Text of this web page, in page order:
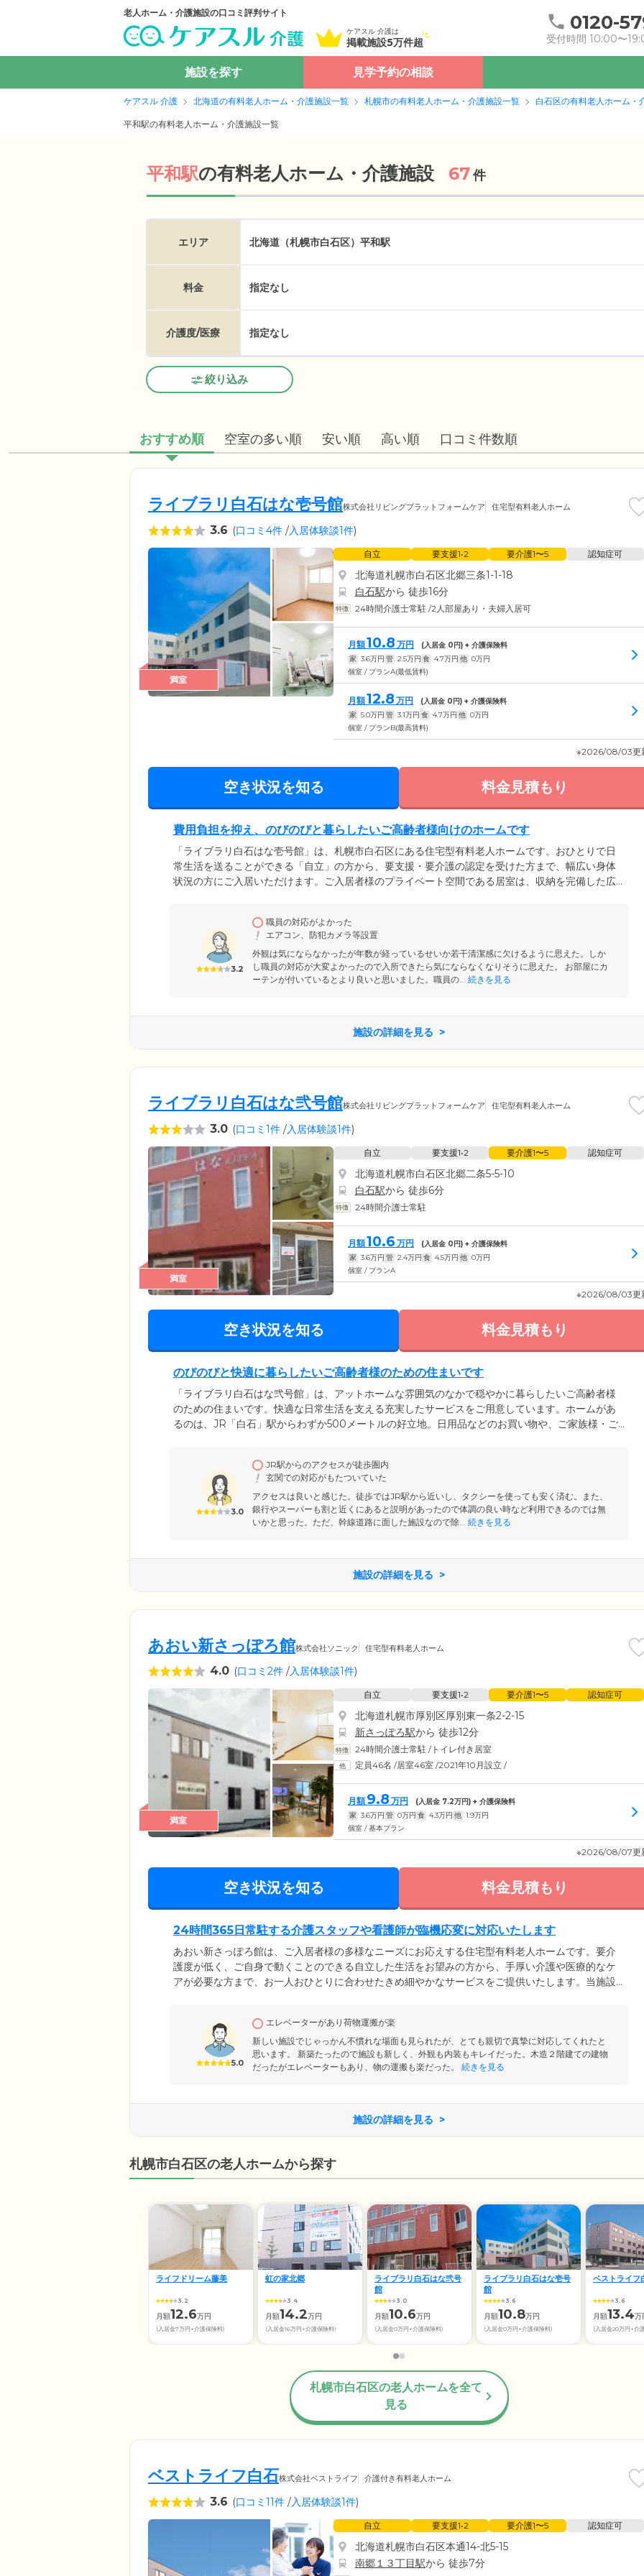
老人ホーム・介護施設の口コミ評判サイト
ケアスル 介護は
掲載施設5万件超
0120-
受付時間 10:00〜
施設を探す 見学予約の相談
ケアスル 介護 北海道の有料老人ホーム・介護施設一覧 札幌市の有料老人ホーム・介護施設一覧 白石区の有料老人ホーム・
平和駅の有料老人ホーム・介護施設一覧
平和駅の有料老人ホーム・介護施設 67件
エリア 北海道（札幌市白石区） 平和駅
料金 指定なし
介護度/医療 指定なし
絞り込み
おすすめ順 空室の多い順 安い順 高い順 口コミ件数順
ライブラリ白石はな壱号館株式会社リビングプラットフォームケア 住宅型有料老人ホーム
3.6 (口コミ4件 /入居体験談1件)
満室
自立 要支援1•2 要介護1〜5 認知症可
北海道札幌市白石区北郷三条1-1-18
白石駅から 徒歩16分
24時間介護士常駐 /2人部屋あり・夫婦入居可
月額10.8 万円 (入居金 0円) + 介護保険料
家 3.6万円 管 2.5万円 食 4.7万円 他 0万円
個室 / プランA(最低賃料)
月額12.8 万円 (入居金 0円) + 介護保険料
家 5.0万円 管 3.1万円 食 4.7万円 他 0万円
個室 / プランB(最高賃料)
※2026/08/03更
空き状況を知る 料金見積もり
費用負担を抑え、のびのびと暮らしたいご高齢者様向けのホームです
「ライブラリ白石はな壱号館」は、札幌市白石区にある住宅型有料老人ホームです。おひとりで日
常生活を送ることができる「自立」の方から、要支援・要介護の認定を受けた方まで、幅広い身体
状況の方にご入居いただけます。ご入居者様のプライベート空間である居室は、収納を完備した広
要としています。月々の利用料金もリーズナブルに設定していますので、費用面でお悩みの方もぜ
ひ一度ご相談ください。
3.2
職員の対応がよかった
エアコン、防犯カメラ等設置
外観は気にならなかったが年数が経っているせいか若干清潔感に欠けるように思えた。しか
し職員の対応が大変よかったので入所できたら気にならなくなりそうに思えた。 お部屋にカ
ーテンが付いているとより良いと思いました。職員の...
続きを見る
施設の詳細を見る
ライブラリ白石はな弐号館株式会社リビングプラットフォームケア 住宅型有料老人ホーム
3.0 (口コミ1件 /入居体験談1件)
満室
自立 要支援1•2 要介護1〜5 認知症可
北海道札幌市白石区北郷二条5-5-10
白石駅から 徒歩6分
24時間介護士常駐
月額10.6 万円 (入居金 0円) + 介護保険料
家 3.6万円 管 2.4万円 食 4.5万円 他 0万円
個室 / プランA
※2026/08/03更
空き状況を知る 料金見積もり
のびのびと快適に暮らしたいご高齢者様のための住まいです
「ライブラリ白石はな弐号館」は、アットホームな雰囲気のなかで穏やかに暮らしたいご高齢者様
のための住まいです。快適な日常生活を支える充実したサービスをご用意しています。ホームがあ
るのは、JR「白石」駅からわずか500メートルの好立地。日用品などのお買い物や、ご家族様・ご
ご自分だけの空間で、ほかのご入居者様の目を気にすることなくゆったりとおくつろぎください。
3.0
JR駅からのアクセスが徒歩圏内
玄関での対応がもたついていた
アクセスは良いと感じた。徒歩ではJR駅から近いし、タクシーを使っても安く済む。また、
銀行やスーパーも割と近くにあると説明があったので体調の良い時など利用できるのでは無
いかと思った。ただ、幹線道路に面した施設なので除...
続きを見る
施設の詳細を見る
あおい新さっぽろ館株式会社ソニック 住宅型有料老人ホーム
4.0 (口コミ2件 /入居体験談1件)
満室
自立 要支援1•2 要介護1〜5 認知症可
北海道札幌市厚別区厚別東一条2-2-15
新さっぽろ駅から 徒歩12分
24時間介護士常駐 /トイレ付き居室
定員46名 /居室46室 /2021年10月設立 /
月額 9.8 万円 (入居金 7.2万円) + 介護保険料
家 3.6万円 管 0万円 食 4.3万円 他 1.9万円
個室 / 基本プラン
※2026/08/07更
空き状況を知る 料金見積もり
24時間365日常駐する介護スタッフや看護師が臨機応変に対応いたします
あおい新さっぽろ館は、ご入居者様の多様なニーズにお応えする住宅型有料老人ホームです。要介
護度が低く、ご自身で動くことのできる自立した生活をお望みの方から、手厚い介護や医療的なケ
アが必要な方まで、お一人おひとりに合わせたきめ細やかなサービスをご提供いたします。当施設
介護など、ご入居者様に必要な介護ケアをご提供いたします。また通院が困難な方には、提携する
医療機関の訪問診療をご利用いただけます。
5.0
エレベーターがあり荷物運搬が楽
新しい施設でじゃっかん不慣れな場面も見られたが、とても親切で真摯に対応してくれたと
思います。 新築たったので施設も新しく、外観も内装もキレイだった。木造２階建ての建物
だったがエレベーターもあり、物の運搬も楽だった。
続きを見る
施設の詳細を見る
札幌市白石区の老人ホームから探す
ライフドリーム藤美
3.2
月額12.6万円
(入居金7万円+介護保険料)
虹の家北郷
3.4
月額14.2万円
(入居金16万円+介護保険料)
ライブラリ白石はな弐号
館
3.0
月額10.6万円
(入居金0万円+介護保険料)
ライブラリ白石はな壱号
館
3.6
月額10.8万円
(入居金0万円+介護保険料)
ベストライフ
3.6
月額13.4万
(入居金20万円+介
札幌市白石区の老人ホームを全て
見る
ベストライフ白石株式会社ベストライフ 介護付き有料老人ホーム
3.6 (口コミ11件 /入居体験談1件)
自立 要支援1•2 要介護1〜5 認知症可
北海道札幌市白石区本通14-北5-15
南郷１３丁目駅から 徒歩7分